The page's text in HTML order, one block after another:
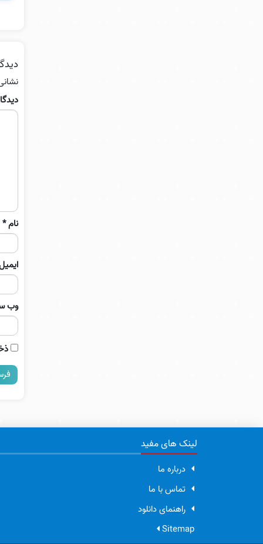
نام*
وب‌
لینک های مفید
درباره ما
تماس با ما
راهنمای دانلود
Sitemap